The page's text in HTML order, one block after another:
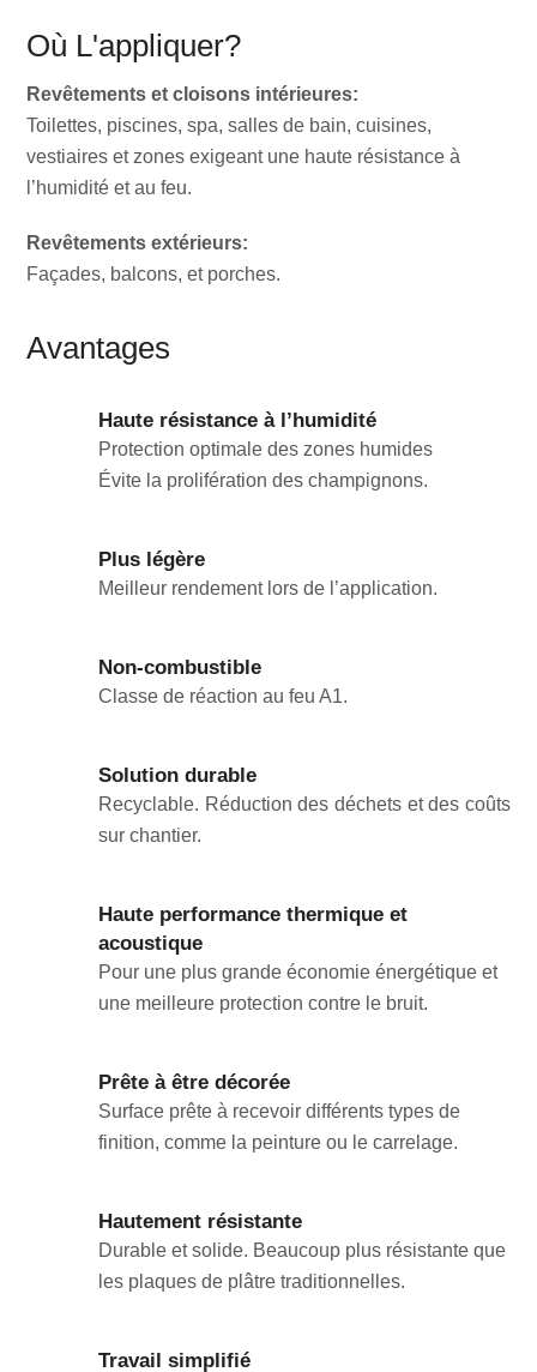
Où L'appliquer?
Revêtements et cloisons intérieures:
Toilettes, piscines, spa, salles de bain, cuisines,
vestiaires et zones exigeant une haute résistance à
l’humidité et au feu.
Revêtements extérieurs:
Façades, balcons, et porches.
Avantages
Haute résistance à l’humidité
Protection optimale des zones humides
Évite la prolifération des champignons.
Plus légère
Meilleur rendement lors de l’application.
Non-combustible
Classe de réaction au feu A1.
Solution durable
Recyclable. Réduction des déchets et des coûts
sur chantier.
Haute performance thermique et
acoustique
Pour une plus grande économie énergétique et
une meilleure protection contre le bruit.
Prête à être décorée
Surface prête à recevoir différents types de
finition, comme la peinture ou le carrelage.
Hautement résistante
Durable et solide. Beaucoup plus résistante que
les plaques de plâtre traditionnelles.
Travail simplifié